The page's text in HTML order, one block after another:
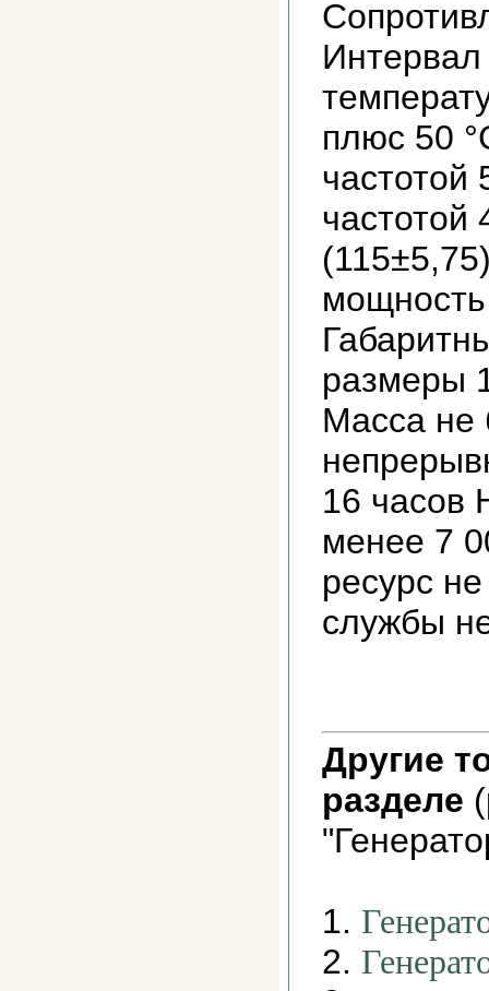
плюс 50
частотой
частотой
размеры
Масса не
16 часов
менее 7
ресурс
службы
Другие
разделе
1.
2.